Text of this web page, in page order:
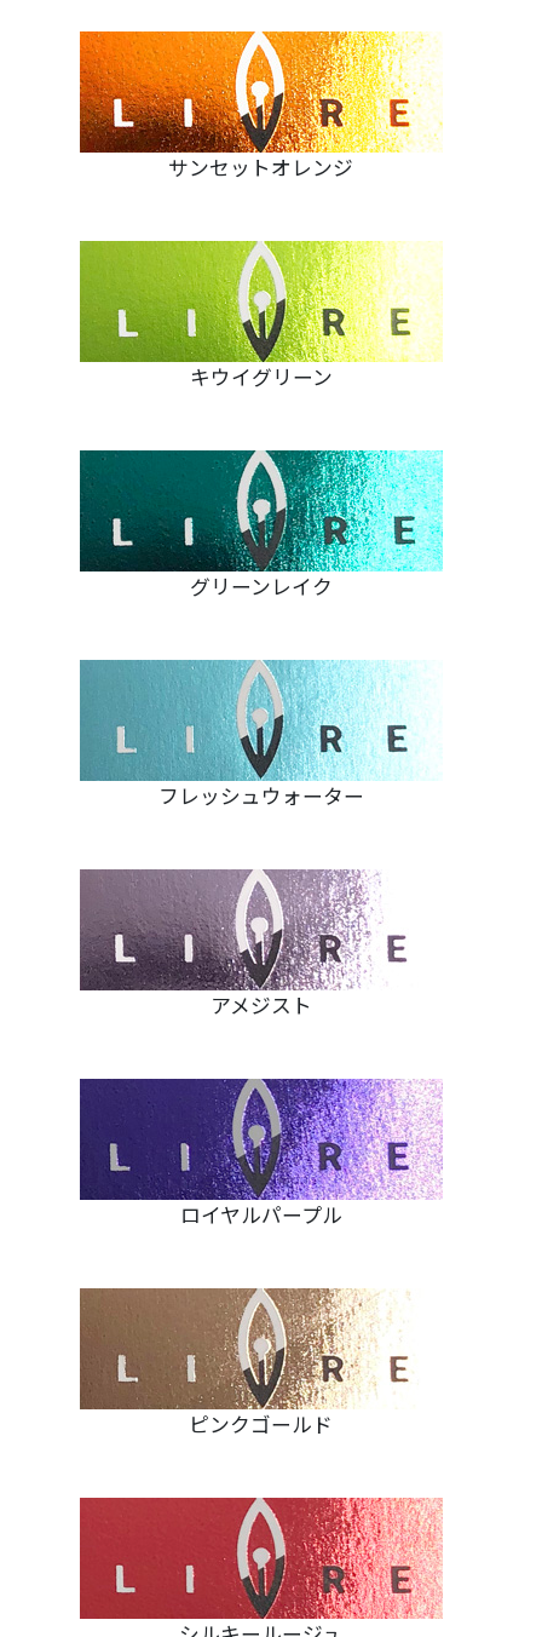
サンセットオレンジ
キウイグリーン
グリーンレイク
フレッシュウォーター
アメジスト
ロイヤルパープル
ピンクゴールド